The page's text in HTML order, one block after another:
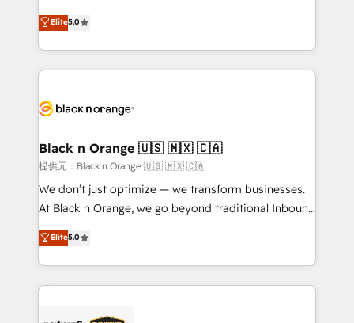
impact of your digital transformation, including a
detailed financial rationale with a focus on ROI and
embark on a transformational journey that sets your
business up for long-term success. Unlock your
business. If not now, when?
DIGITALISIM, nous avons l'intime conviction que la
réussite des entreprises passe par l’innovation web,
le marketing digital, et la relation client ! C'est
pourquoi, nos experts sont à la fois capables de
référencement, votre stratégie digitale et le pilotage
projet HubSpot avec DIGITALISIM : 🧽 Nettoyage,
migration et intégration des bases de données. 🚀
Développement des interfaces avec vos logiciels
métiers ⚙️ Configuration de la plateforme HubSpot
Book Process & Guidelines utilisateurs 🎓
Formations des utilisateurs
Elite5.0
Black n Orange 🇺🇸 🇲🇽 🇨🇦
提供元：Black n Orange 🇺🇸 🇲🇽 🇨🇦
We don’t just optimize — we transform businesses.
At Black n Orange, we go beyond traditional Inbound
Marketing with our exclusive methodologies:
BOOMS and BOOST. Together, they form a powerful
combination that has driven success for over 800
businesses worldwide. As Elite HubSpot Partners, we
Elite5.0